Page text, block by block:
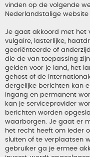
vinden op de volgende
Nederlandstalige website
Je gaat akkoord met het
vulgaire, lasterlijke,
georiënteerde of
die de van toepassing
gelden voor je land, het
gehost of de
dergelijke berichten kan
ingang en permanent
kan je serviceprovider
berichten worden
waarborgen. Je gaat er
het recht heeft om ieder
sluiten of te verplaatsen
gebruiker ga je ermee